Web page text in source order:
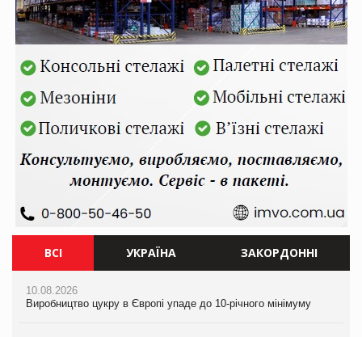
ВСІ УКРАЇНА ЗАКОРДОННІ
10.08.2026
Виробництво цукру в Європі упаде до 10-річного мінімуму
10.08.2026
Виробництво цукру в Європі упаде до 10-річного мінімуму
10.08.2026
Виробництво цукру в Європі упаде до 10-річного мінімуму